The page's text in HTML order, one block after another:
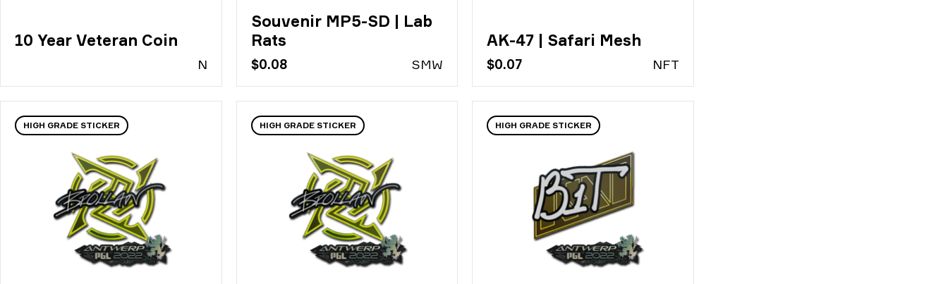
10 Year Veteran Coin
N
Souvenir MP5-SD | Lab
Rats
$0.08 SMW
AK-47 | Safari Mesh
$0.07 NFT
HIGH GRADE STICKER HIGH GRADE STICKER HIGH GRADE STICKER